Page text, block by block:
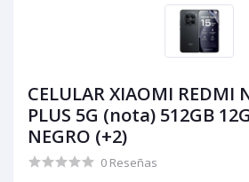
CELULAR XIAOMI REDMI
PLUS 5G (nota) 512GB
NEGRO (+2)
0 Reseñas